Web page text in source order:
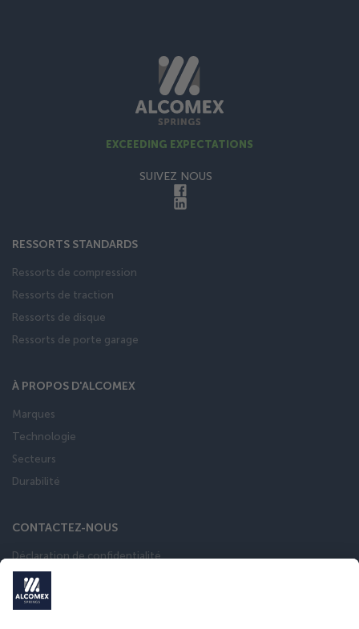
EXCEEDING EXPECTATIONS
SUIVEZ NOUS
RESSORTS STANDARDS
Ressorts de compression
Ressorts de traction
Ressorts de disque
Ressorts de porte garage
À PROPOS D'ALCOMEX
Marques
Technologie
Secteurs
Durabilité
CONTACTEZ-NOUS
Déclaration de confidentialité
Conditions general de vente
calculateur de ressort